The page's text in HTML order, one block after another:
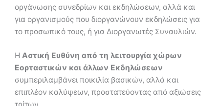
οργάνωσης συνεδρίων και εκδηλώσεων, αλλά και
για οργανισμούς που διοργανώνουν εκδηλώσεις για
το προσωπικό τους, ή για Διοργανωτές Συναυλιών.
Η Αστική Ευθύνη από τη λειτουργία χώρων
Εορταστικών και άλλων Εκδηλώσεων
συμπεριλαμβάνει ποικιλία βασικών, αλλά και
επιπλέον καλύψεων, προστατεύοντας από αξιώσεις